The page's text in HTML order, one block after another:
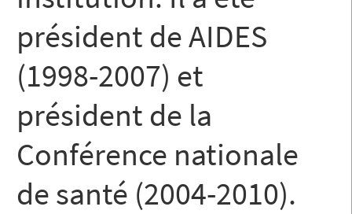
président de AIDES
(1998-2007) et
président de la
Conférence nationale
de santé (2004-2010).